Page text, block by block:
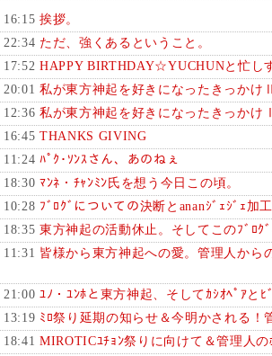
16:15 挨拶。
22:34 ただ、強くあるということ。
17:52 HAPPY BIRTHDAY☆YUCHUNと忙し
私が東方神起を好きになったきっかけ
12:36 私が東方神起を好きになったきっかけ
16:45 THANKS GIVING
11:24 ﾊﾟｸ･ｿﾝｽさん、あのねぇ
18:30 ﾏﾝﾈ・ﾁｬﾝﾐﾝ氏を想う今日この頃。
10:28 ﾌﾞﾛｸﾞについての決断とananｼﾞｪｼﾞｪ加
18:35 東方神起の活動休止。そしてこのﾌﾞﾛｸ
皆様から東方神起への愛。管理人から
21:00 ﾕﾉ・ﾕﾝﾎと東方神起、そしてｶｼｵﾍﾟｱとﾋ
13:19 ﾐﾛ祭り延期の知らせ＆今明かされる！
MIROTICﾕﾁｮﾝ祭りに向けて＆管理人の